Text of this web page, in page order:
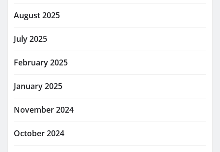
August 2025
July 2025
February 2025
January 2025
November 2024
October 2024